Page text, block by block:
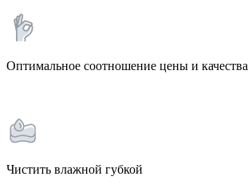
Оптимальное соотношение цены и качества
Чистить влажной губкой